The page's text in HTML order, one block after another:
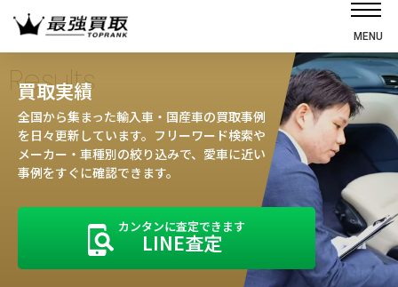
MENU
選ばれる理由
高価買取の仕組み
売却の流れ
お客様の声
Results
買取実績
全国から集まった輸入車・国産車の買取事例
を日々更新しています。フリーワード検索や
メーカー・車種別の絞り込みで、愛車に近い
事例をすぐに確認できます。
カンタンに査定できます
LINE査定